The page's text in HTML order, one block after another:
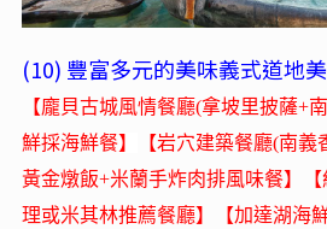
(10) 豐富多元的美味義式道地美
【龐貝古城風情餐廳(拿坡里披薩+南
鮮採海鮮餐】
【岩穴建築餐廳(南
黃金燉飯+米蘭手炸肉排風味餐】
理或米其林推薦餐廳】【加達湖海